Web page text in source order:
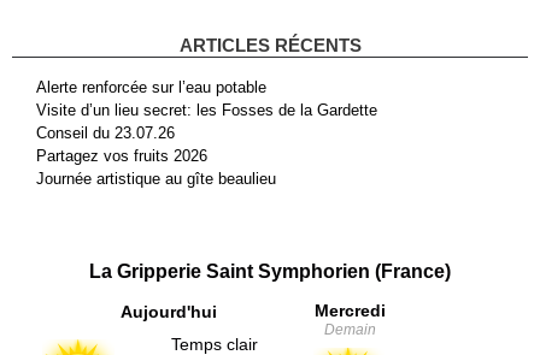
ARTICLES RÉCENTS
Alerte renforcée sur l’eau potable
Visite d’un lieu secret: les Fosses de la Gardette
Conseil du 23.07.26
Partagez vos fruits 2026
Journée artistique au gîte beaulieu
La Gripperie Saint Symphorien (France)
Aujourd'hui
Temps clair
Mercredi
Demain